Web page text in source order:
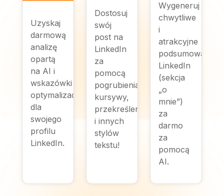
Uzyskaj
darmową
analizę
opartą
na AI i
wskazówki
optymalizacyjne
dla
swojego
profilu
LinkedIn.
Dostosuj
swój
post na
LinkedIn
za
pomocą
pogrubienia,
kursywy,
przekreślenia
i innych
stylów
tekstu!
Wygeneruj
chwytliwe
i
atrakcyjne
podsumowanie
LinkedIn
(sekcja
„o
mnie”)
za
darmo
za
pomocą
AI.